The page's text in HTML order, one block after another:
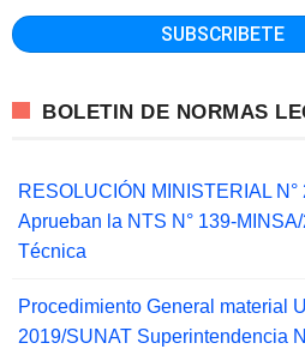
BOLETIN DE NORMAS
RESOLUCIÓN MINISTERIAL
Aprueban la NTS N° 139-
Técnica
Procedimiento General material
2019/SUNAT Superintendencia